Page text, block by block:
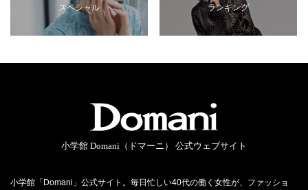
スペシャル ランキング
小学館 Domani（ドマーニ） 公式ウェブサイト
小学館「Domani」公式サイト。毎日忙しい40代の働く女性が、ファッショ